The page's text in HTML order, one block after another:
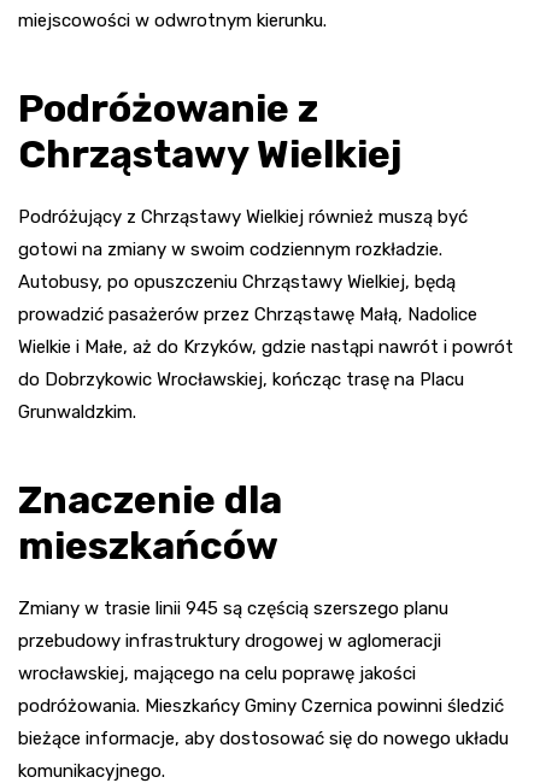
miejscowości w odwrotnym kierunku.
Podróżowanie z
Chrząstawy Wielkiej
Podróżujący z Chrząstawy Wielkiej również muszą być
gotowi na zmiany w swoim codziennym rozkładzie.
Autobusy, po opuszczeniu Chrząstawy Wielkiej, będą
prowadzić pasażerów przez Chrząstawę Małą, Nadolice
Wielkie i Małe, aż do Krzyków, gdzie nastąpi nawrót i powrót
do Dobrzykowic Wrocławskiej, kończąc trasę na Placu
Grunwaldzkim.
Znaczenie dla
mieszkańców
Zmiany w trasie linii 945 są częścią szerszego planu
przebudowy infrastruktury drogowej w aglomeracji
wrocławskiej, mającego na celu poprawę jakości
podróżowania. Mieszkańcy Gminy Czernica powinni śledzić
bieżące informacje, aby dostosować się do nowego układu
komunikacyjnego.